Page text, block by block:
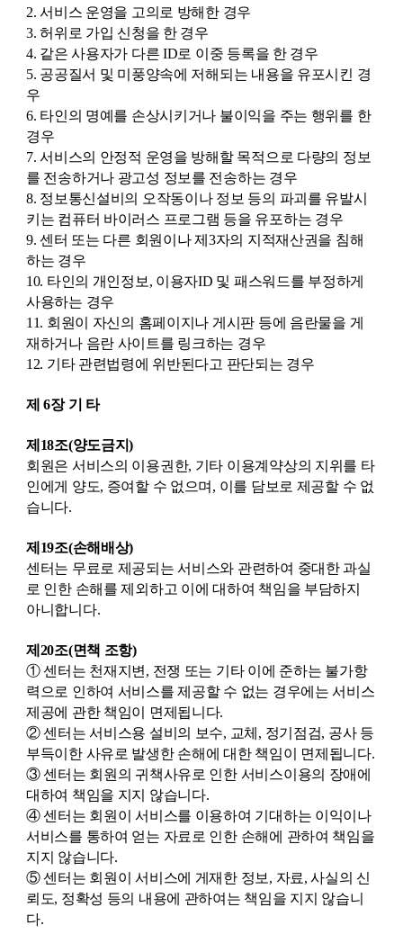
2. 서비스 운영을 고의로 방해한 경우
3. 허위로 가입 신청을 한 경우
4. 같은 사용자가 다른 ID로 이중 등록을 한 경우
5. 공공질서 및 미풍양속에 저해되는 내용을 유포시킨 경
우
6. 타인의 명예를 손상시키거나 불이익을 주는 행위를 한
경우
7. 서비스의 안정적 운영을 방해할 목적으로 다량의 정보
를 전송하거나 광고성 정보를 전송하는 경우
8. 정보통신설비의 오작동이나 정보 등의 파괴를 유발시
키는 컴퓨터 바이러스 프로그램 등을 유포하는 경우
9. 센터 또는 다른 회원이나 제3자의 지적재산권을 침해
하는 경우
10. 타인의 개인정보, 이용자ID 및 패스워드를 부정하게
사용하는 경우
11. 회원이 자신의 홈페이지나 게시판 등에 음란물을 게
재하거나 음란 사이트를 링크하는 경우
12. 기타 관련법령에 위반된다고 판단되는 경우
제 6장 기 타
제18조(양도금지)
회원은 서비스의 이용권한, 기타 이용계약상의 지위를 타
인에게 양도, 증여할 수 없으며, 이를 담보로 제공할 수 없
습니다.
제19조(손해배상)
센터는 무료로 제공되는 서비스와 관련하여 중대한 과실
로 인한 손해를 제외하고 이에 대하여 책임을 부담하지
아니합니다.
제20조(면책 조항)
① 센터는 천재지변, 전쟁 또는 기타 이에 준하는 불가항
력으로 인하여 서비스를 제공할 수 없는 경우에는 서비스
제공에 관한 책임이 면제됩니다.
② 센터는 서비스용 설비의 보수, 교체, 정기점검, 공사 등
부득이한 사유로 발생한 손해에 대한 책임이 면제됩니다.
③ 센터는 회원의 귀책사유로 인한 서비스이용의 장애에
대하여 책임을 지지 않습니다.
④ 센터는 회원이 서비스를 이용하여 기대하는 이익이나
서비스를 통하여 얻는 자료로 인한 손해에 관하여 책임을
지지 않습니다.
⑤ 센터는 회원이 서비스에 게재한 정보, 자료, 사실의 신
뢰도, 정확성 등의 내용에 관하여는 책임을 지지 않습니
다.